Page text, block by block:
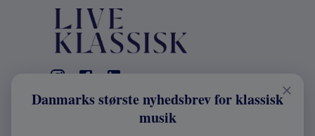
KONTAKT
Danmarks største nyhedsbrev for klassisk
musik